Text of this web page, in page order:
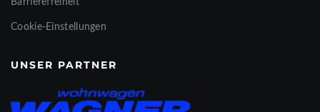
Barrierefreiheit
Cookie-Einstellungen
UNSER PARTNER